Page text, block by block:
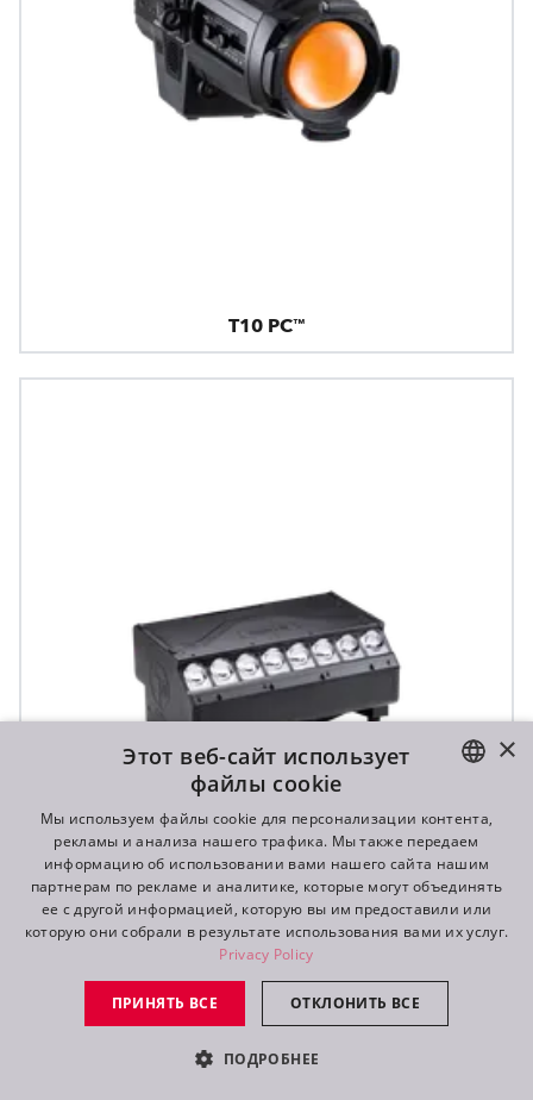
T10 PC™
T31 Cyc™
ENGLISH
DE
FR
RU
×
Этот веб-сайт использует
файлы cookie
Мы используем файлы cookie для персонализации контента,
рекламы и анализа нашего трафика. Мы также передаем
информацию об использовании вами нашего сайта нашим
партнерам по рекламе и аналитике, которые могут объединять
ее с другой информацией, которую вы им предоставили или
которую они собрали в результате использования вами их услуг.
Privacy Policy
ПРИНЯТЬ ВСЕ ОТКЛОНИТЬ ВСЕ
ПОДРОБНЕЕ